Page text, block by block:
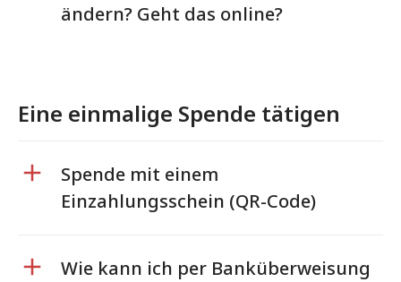
ändern? Geht das online?
Eine einmalige Spende tätigen
Spende mit einem
Einzahlungsschein (QR-Code)
Wie kann ich per Banküberweisung